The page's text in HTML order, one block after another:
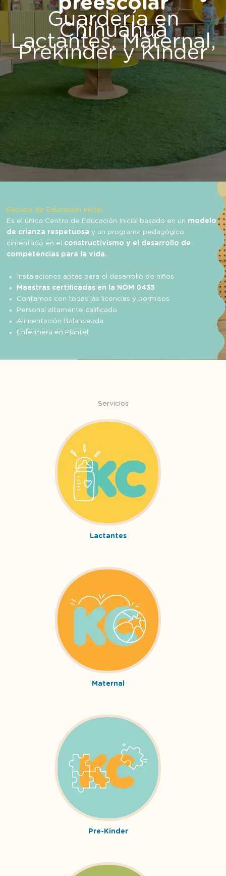
Guardería en
Chihuahua
Lactantes, Maternal,
Prekinder y Kinder
Escuela de Educación Inicial
Es el único Centro de Educación Inicial basado en un modelo
de crianza respetuosa y un programa pedagógico
cimentado en el constructivismo y el desarrollo de
competencias para la vida.
Instalaciones aptas para el desarrollo de niños
Maestras certiﬁcadas en la NOM 0435
Contamos con todas las licencias y permisos
Personal altamente caliﬁcado
Alimentación Balanceada
Enfermera en Plantel
Servicios
Lactantes
Maternal
Pre-Kinder